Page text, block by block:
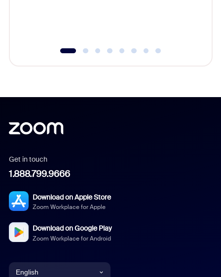
Get in touch
1.888.799.9666
Download on Apple Store
Zoom Workplace for Apple
Download on Google Play
Zoom Workplace for Android
English